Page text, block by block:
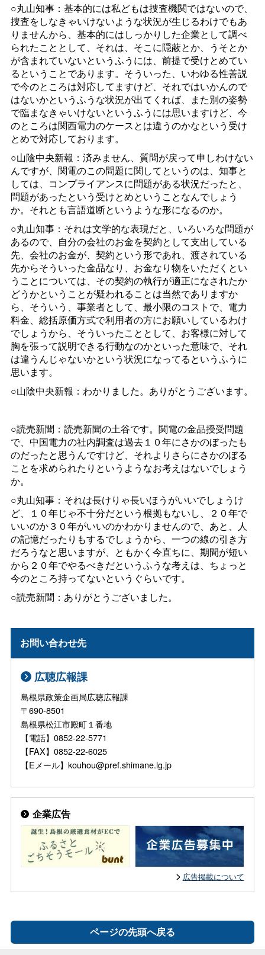
○丸山知事：基本的には私どもは捜査機関ではないので、
捜査をしなきゃいけないような状況が生じるわけでもあ
りませんから、基本的にはしっかりした企業として調べ
られたこととして、それは、そこに隠蔽とか、うそとか
が含まれていないというふうには、前提で受けとめてい
るということであります。そういった、いわゆる性善説
で今のところは対応してますけど、それではいかんので
はないかというふうな状況が出てくれば、また別の姿勢
で臨まなきゃいけないというふうには思いますけど、今
のところは関西電力のケースとは違うのかなという受け
とめで対応しております。
○山陰中央新報：済みません、質問が戻って申しわけない
んですが、関電のこの問題に関してというのは、知事と
しては、コンプライアンスに問題がある状況だったと、
問題があったという受けとめということなんでしょう
か。それとも言語道断というような形になるのか。
○丸山知事：それは文学的な表現だと、いろいろな問題が
あるので、自分の会社のお金を契約として支出している
先、会社のお金が、契約という形であれ、渡されている
先からそういった金品なり、お金なり物をいただくとい
うことについては、その契約の執行が適正になされたか
どうかということが疑われることは当然でありますか
ら、そういう、事業者として、最小限のコストで、電力
料金、総括原価方式で利用者の方にお願いしているわけ
でしょうから、そういったこととして、お客様に対して
胸を張って説明できる行動なのかといった意味で、それ
は違うんじゃないかという状況になってるというふうに
思います。
○山陰中央新報：わかりました。ありがとうございます。
○読売新聞：読売新聞の土谷です。関電の金品授受問題
で、中国電力の社内調査は過去１０年にさかのぼったも
のだったと思うんですけど、それよりさらにさかのぼる
ことを求められたりというようなお考えはないでしょう
か。
○丸山知事：それは長けりゃ長いほうがいいでしょうけ
ど、１０年じゃ不十分だという根拠もないし、２０年で
いいのか３０年がいいのかわかりませんので、あと、人
の記憶だったりもするでしょうから、一つの線の引き方
だろうなと思いますが、ともかく今直ちに、期間が短い
から２０年でやるべきだというふうな考えは、ちょっと
今のところ持ってないというぐらいです。
○読売新聞：ありがとうございました。
お問い合わせ先
広聴広報課
島根県政策企画局広聴広報課
〒690-8501
島根県松江市殿町１番地
【電話】0852-22-5771
【FAX】0852-22-6025
【Eメール】kouhou@pref.shimane.lg.jp
企業広告
広告掲載について
ページの先頭へ戻る